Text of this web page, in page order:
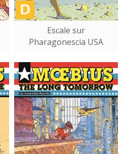
Escale sur
Pharagonescia USA